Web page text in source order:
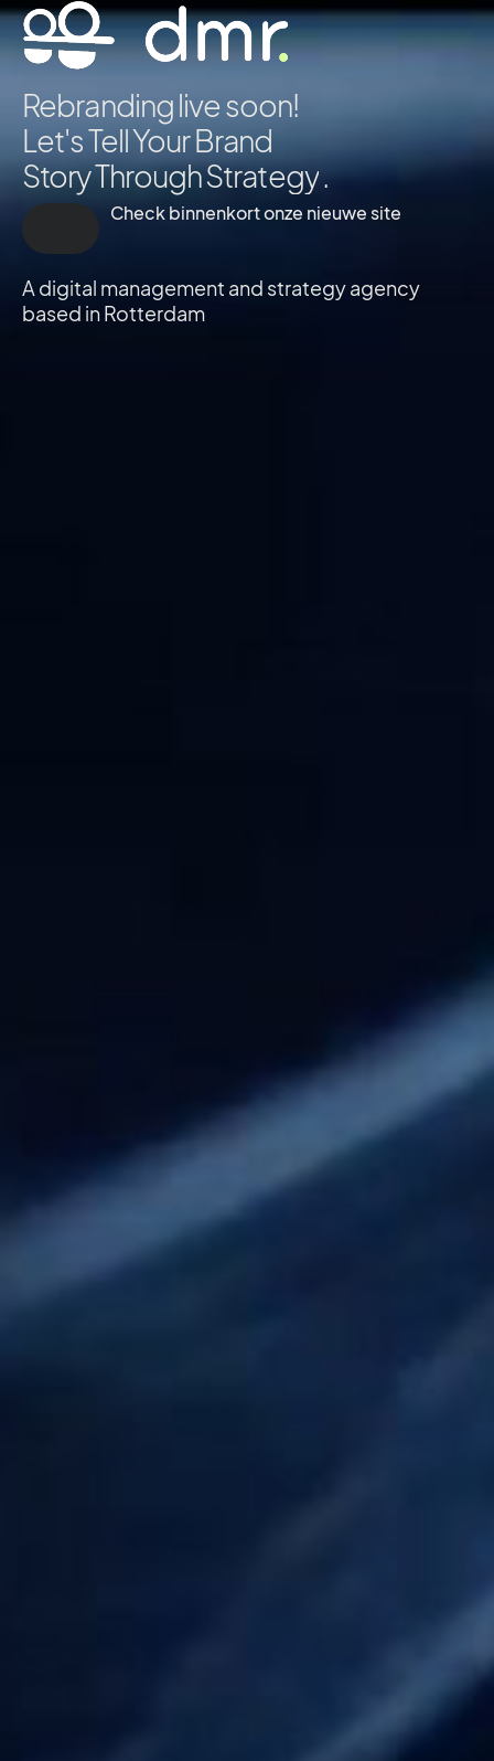
Rebranding live soon!
Let's Tell Your Brand
Story ThroughStrategy .
Check binnenkort onze nieuwe site
A digital management and strategy agency
based in Rotterdam